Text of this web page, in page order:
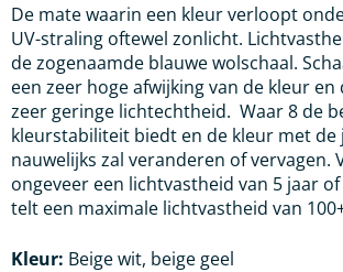
De mate waarin een kleur verloopt
UV-straling oftewel zonlicht.
de zogenaamde blauwe wolschaal.
een zeer hoge afwijking van de kleur en
zeer geringe lichtechtheid. Waar 8 de
kleurstabiliteit biedt en de kleur met de
nauwelijks zal veranderen of vervagen.
ongeveer een lichtvastheid van 5 jaar
telt een maximale lichtvastheid van
Kleur: Beige wit, beige geel